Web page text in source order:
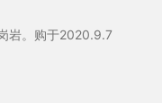
岩。购于2020.9.7